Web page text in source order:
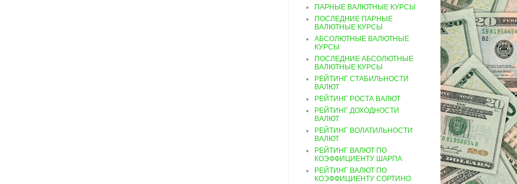
ПАРНЫЕ ВАЛЮТНЫЕ КУРСЫ
ПОСЛЕДНИЕ ПАРНЫЕ
ВАЛЮТНЫЕ КУРСЫ
АБСОЛЮТНЫЕ ВАЛЮТНЫЕ
КУРСЫ
ПОСЛЕДНИЕ АБСОЛЮТНЫЕ
ВАЛЮТНЫЕ КУРСЫ
РЕЙТИНГ СТАБИЛЬНОСТИ
ВАЛЮТ
РЕЙТИНГ РОСТА ВАЛЮТ
РЕЙТИНГ ДОХОДНОСТИ
ВАЛЮТ
РЕЙТИНГ ВОЛАТИЛЬНОСТИ
ВАЛЮТ
РЕЙТИНГ ВАЛЮТ ПО
КОЭФФИЦИЕНТУ ШАРПА
РЕЙТИНГ ВАЛЮТ ПО
КОЭФФИЦИЕНТУ СОРТИНО